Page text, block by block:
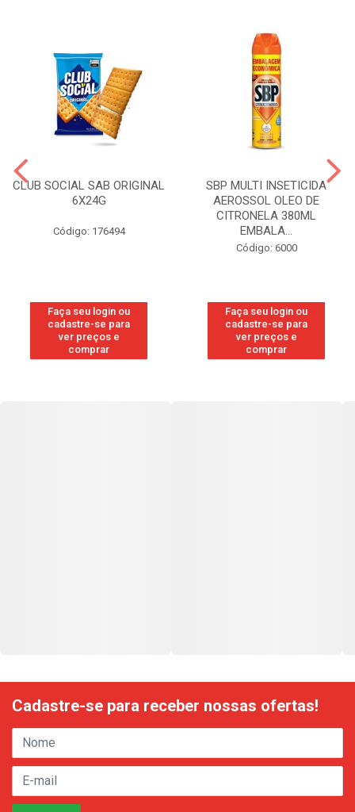
CLUB SOCIAL SAB ORIGINAL
6X24G
Código: 176494
Faça seu login ou
cadastre-se para
ver preços e
comprar
SBP MULTI INSETICIDA
AEROSSOL OLEO DE
CITRONELA 380ML
EMBALA...
Código: 6000
Faça seu login ou
cadastre-se para
ver preços e
comprar
Cadastre-se para receber nossas ofertas!